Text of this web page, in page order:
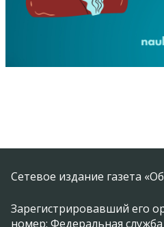
Сетевое издание газета
Зарегистрировавший его
номер: Федеральная